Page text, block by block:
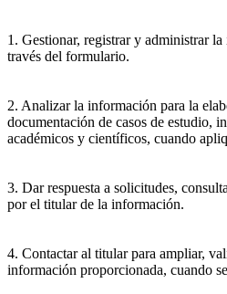
1. Gestionar, registrar y administrar
través del formulario.
2. Analizar la información para la
documentación de casos de estudio,
académicos y científicos, cuando
3. Dar respuesta a solicitudes,
por el titular de la información.
4. Contactar al titular para ampliar,
información proporcionada, cuando